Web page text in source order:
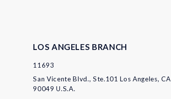
LOS ANGELES BRANCH
11693
San Vicente Blvd., Ste.101 Los Angeles, CA
90049 U.S.A.